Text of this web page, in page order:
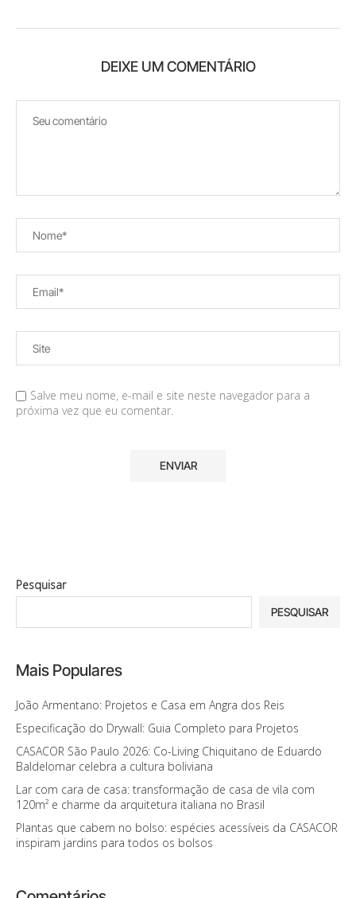
DEIXE UM COMENTÁRIO
Salve meu nome, e-mail e site neste navegador para a
próxima vez que eu comentar.
Pesquisar
PESQUISAR
Mais Populares
João Armentano: Projetos e Casa em Angra dos Reis
Especificação do Drywall: Guia Completo para Projetos
CASACOR São Paulo 2026: Co-Living Chiquitano de Eduardo
Baldelomar celebra a cultura boliviana
Lar com cara de casa: transformação de casa de vila com
120m² e charme da arquitetura italiana no Brasil
Plantas que cabem no bolso: espécies acessíveis da CASACOR
inspiram jardins para todos os bolsos